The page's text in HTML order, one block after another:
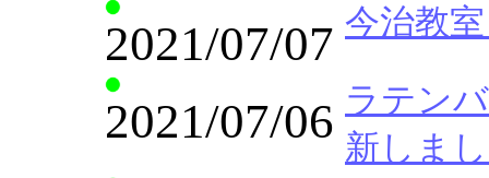
2021/07/07 今治教
2021/07/06 ラテン
新しま